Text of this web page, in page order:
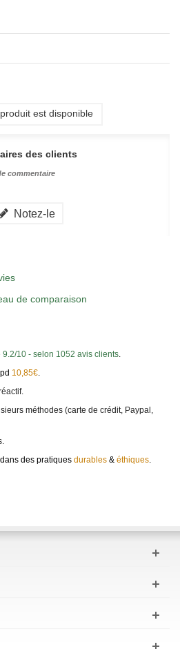
est disponible
des clients
commentaire
Notez-le
de comparaison
9.2/10 - selon 1052 avis clients.
10,85€.
méthodes (carte de crédit, Paypal,
dans des pratiques durables & éthiques.